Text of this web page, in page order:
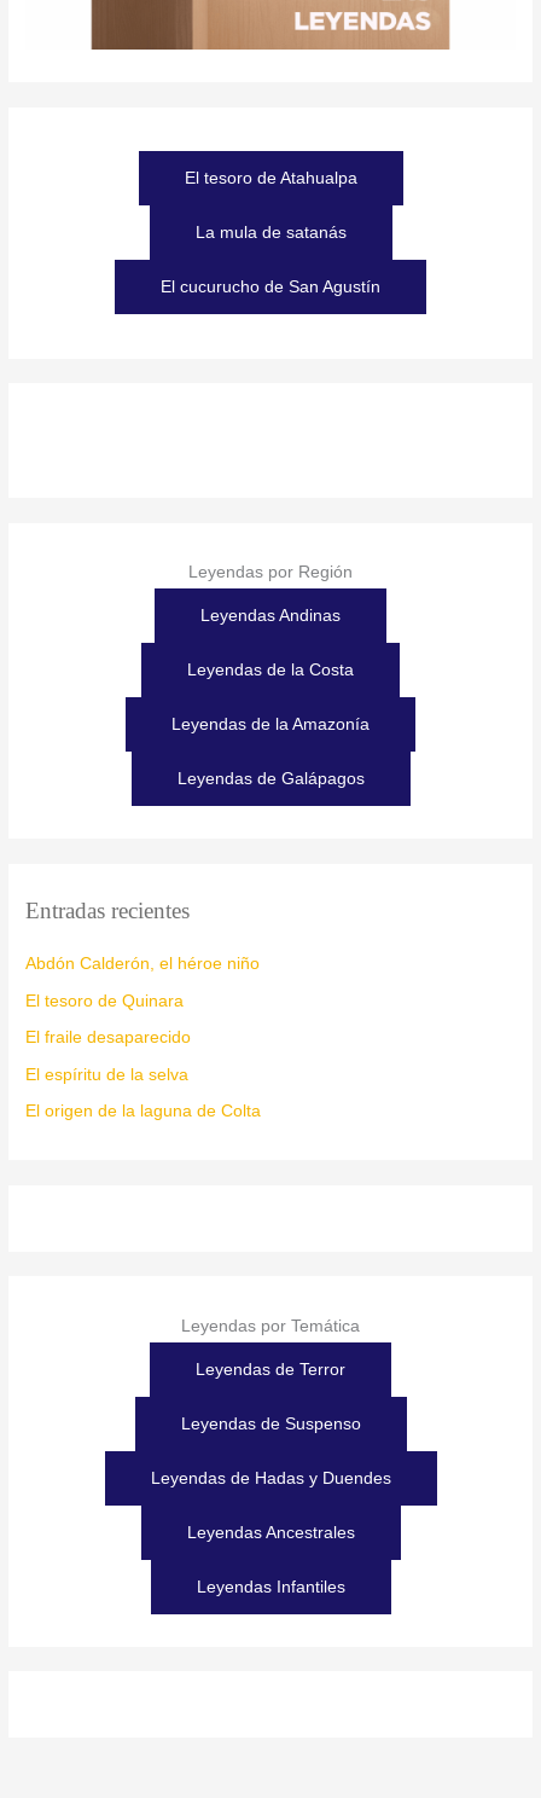
El tesoro de Atahualpa
La mula de satanás
El cucurucho de San Agustín
Leyendas por Región
Leyendas Andinas
Leyendas de la Costa
Leyendas de la Amazonía
Leyendas de Galápagos
Entradas recientes
Abdón Calderón, el héroe niño
El tesoro de Quinara
El fraile desaparecido
El espíritu de la selva
El origen de la laguna de Colta
Leyendas por Temática
Leyendas de Terror
Leyendas de Suspenso
Leyendas de Hadas y Duendes
Leyendas Ancestrales
Leyendas Infantiles